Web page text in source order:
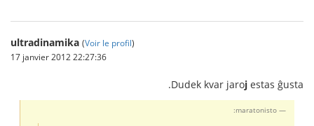
ultradinamika (Voir le profil)
17 janvier 2012 22:27:36
Dudek kvar jaroj estas ĝusta.
maratonisto: